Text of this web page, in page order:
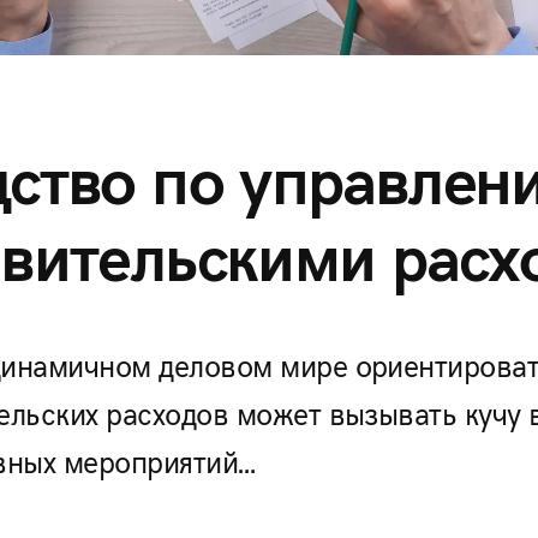
по
деловом мире
расходов может вызывать кучу
мероприятий…